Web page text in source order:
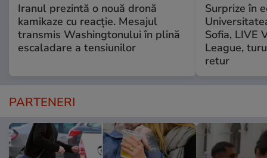
Iranul prezintă o nouă dronă
kamikaze cu reacție. Mesajul
transmis Washingtonului în plină
escaladare a tensiunilor
Surprize în
Sofia, LIVE
League,
retur
PARTENERI